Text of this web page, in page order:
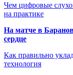
Чем цифровые
на практике
На матче в
сердце
Как правильно
технология